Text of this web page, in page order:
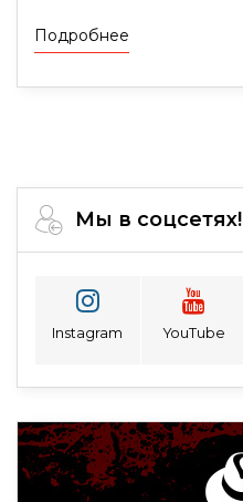
Подробнее
Мы в соцсетях!
Instagram YouTube